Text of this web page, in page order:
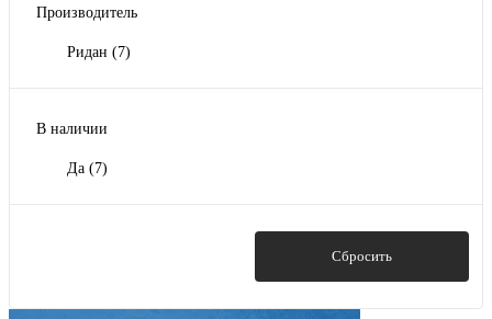
Производитель
Ридан (7)
В наличии
Да (7)
Сбросить